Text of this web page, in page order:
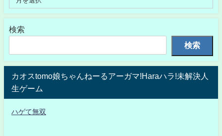
検索
検索
カオスtomo娘ちゃんねーるアーガマ!Haraハラ!未解決人
生ゲーム
ハゲて無双